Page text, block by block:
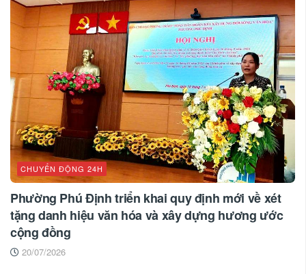
CHUYỂN ĐỘNG 24H
Phường Phú Định triển khai quy định mới về xét
tặng danh hiệu văn hóa và xây dựng hương ước
cộng đồng
20/07/2026